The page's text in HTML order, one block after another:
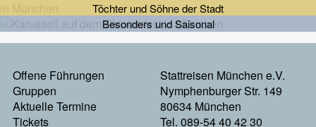
Töchter und Söhne der Stadt
Besonders und Saisonal
Footermenu
Offene Führungen
Gruppen
Aktuelle Termine
Tickets
Stattreisen München e.V.
Nymphenburger Str. 149
80634 München
Tel. 089-54 40 42 30